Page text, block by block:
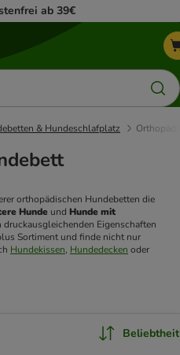
ab 39€
& Hundeschlafplatz
orthopädischen Hundebetten die
Hunde und Hunde mit
druckausgleichenden Eigenschaften
Sortiment und finde nicht nur
Hundekissen, Hundedecken
Beliebtheit